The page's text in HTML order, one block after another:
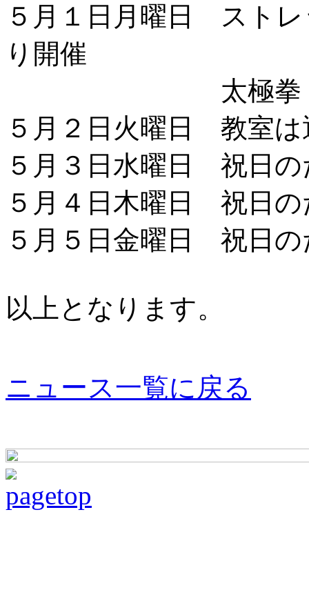
５月１日月曜日 スト
り開催
太極拳・扇太
５月２日火曜日 教室は
５月３日水曜日 祝日の
５月４日木曜日 祝日の
５月５日金曜日 祝日の
以上となります。
ニュース一覧に戻る